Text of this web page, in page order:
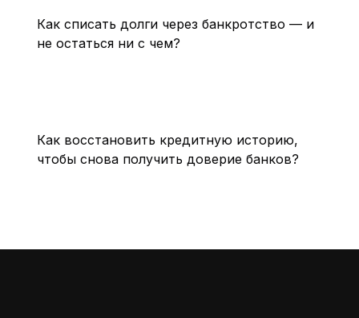
Как списать долги через банкротство — и
не остаться ни с чем?
Как восстановить кредитную историю,
чтобы снова получить доверие банков?